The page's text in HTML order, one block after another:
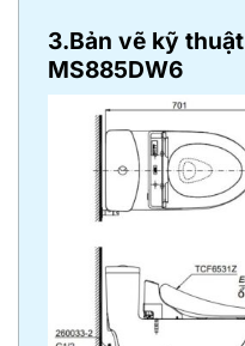
3.Bản vẽ kỹ thuật
MS885DW6